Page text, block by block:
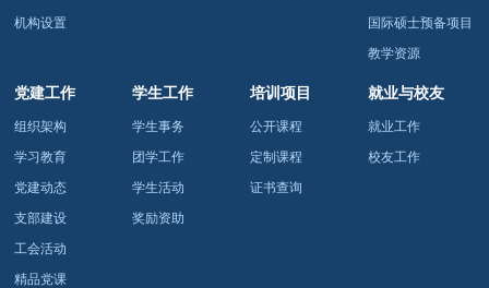
机构设置
国际硕士预备项目
教学资源
党建工作
组织架构
学习教育
党建动态
支部建设
工会活动
精品党课
学生工作
学生事务
团学工作
学生活动
奖励资助
培训项目
公开课程
定制课程
证书查询
就业与校友
就业工作
校友工作